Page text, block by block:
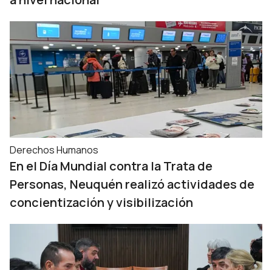
Derechos Humanos
En el Día Mundial contra la Trata de
Personas, Neuquén realizó actividades de
concientización y visibilización